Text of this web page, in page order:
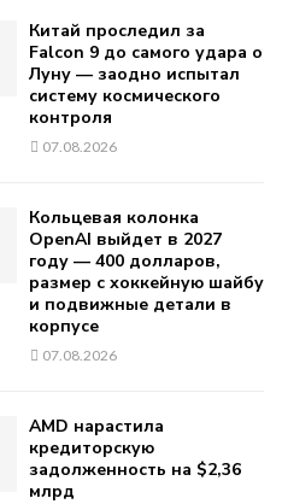
Китай проследил за
Falcon 9 до самого удара о
Луну — заодно испытал
систему космического
контроля
07.08.2026
Кольцевая колонка
OpenAI выйдет в 2027
году — 400 долларов,
размер с хоккейную шайбу
и подвижные детали в
корпусе
07.08.2026
AMD нарастила
кредиторскую
задолженность на $2,36
млрд